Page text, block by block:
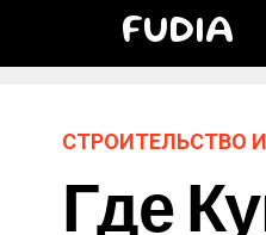
FUDIA
СТРОИТЕЛЬСТВО
Где